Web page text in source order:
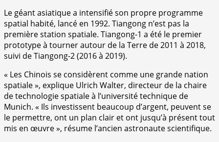
Le géant asiatique a intensifié son propre programme
spatial habité, lancé en 1992. Tiangong n’est pas la
première station spatiale. Tiangong-1 a été le premier
prototype à tourner autour de la Terre de 2011 à 2018,
suivi de Tiangong-2 (2016 à 2019).
« Les Chinois se considèrent comme une grande nation
spatiale », explique Ulrich Walter, directeur de la chaire
de technologie spatiale à l’université technique de
Munich. « Ils investissent beaucoup d’argent, peuvent se
le permettre, ont un plan clair et ont jusqu’à présent tout
mis en œuvre », résume l’ancien astronaute scientifique.